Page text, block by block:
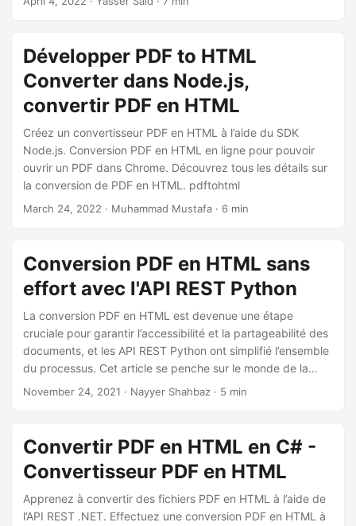
Développer PDF to HTML
Converter dans Node.js,
convertir PDF en HTML
Créez un convertisseur PDF en HTML à l’aide du SDK
Node.js. Conversion PDF en HTML en ligne pour pouvoir
ouvrir un PDF dans Chrome. Découvrez tous les détails sur
la conversion de PDF en HTML. pdftohtml
March 24, 2022 · Muhammad Mustafa · 6 min
Conversion PDF en HTML sans
effort avec l'API REST Python
La conversion PDF en HTML est devenue une étape
cruciale pour garantir l’accessibilité et la partageabilité des
documents, et les API REST Python ont simplifié l’ensemble
du processus. Cet article se penche sur le monde de la
conversion PDF en HTML sans effort avec l’API REST
November 24, 2021 · Nayyer Shahbaz · 5 min
Convertir PDF en HTML en C# -
Convertisseur PDF en HTML
Apprenez à convertir des fichiers PDF en HTML à l’aide de
l’API REST .NET. Effectuez une conversion PDF en HTML à